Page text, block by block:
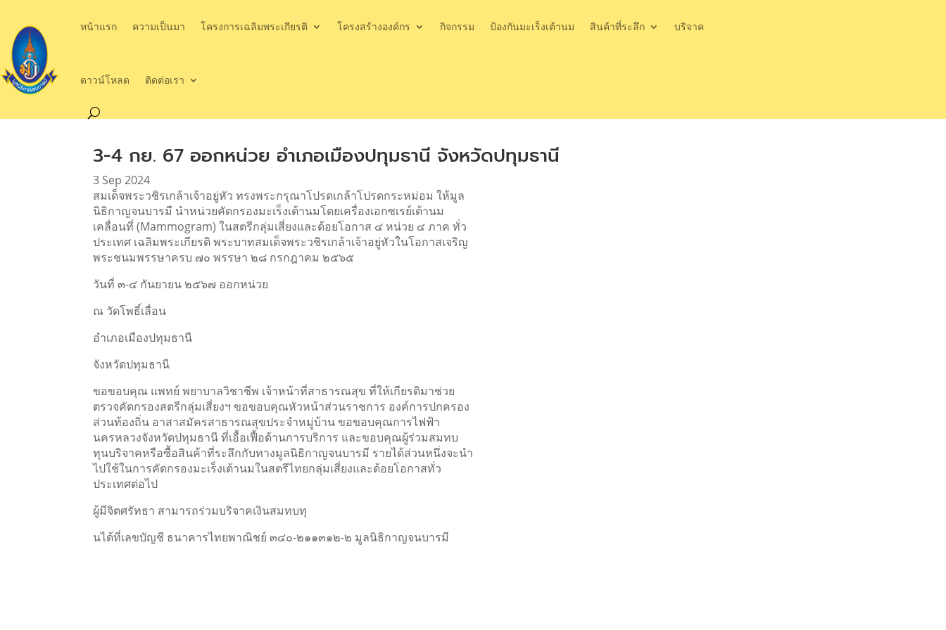
หน้าแรก ความเป็นมา โครงการเฉลิมพระเกียรติ โครงสร้างองค์กร กิจกรรม ป้องกันมะเร็งเต้านม สินค้าที่ระลึก บริจาค
ดาวน์โหลด ติดต่อเรา
3-4 กย. 67 ออกหน่วย อำเภอเมืองปทุมธานี จังหวัดปทุมธานี
3 Sep 2024
สมเด็จพระวชิรเกล้าเจ้าอยู่หัว ทรงพระกรุณาโปรดเกล้าโปรดกระหม่อม ให้มูล
นิธิกาญจนบารมี นำหน่วยคัดกรองมะเร็งเต้านมโดยเครื่องเอกซเรย์เต้านม
เคลื่อนที่ (Mammogram) ในสตรีกลุ่มเสี่ยงและด้อยโอกาส ๔ หน่วย ๔ ภาค ทั่ว
ประเทศ เฉลิมพระเกียรติ พระบาทสมเด็จพระวชิรเกล้าเจ้าอยู่หัวในโอกาสเจริญ
พระชนมพรรษาครบ ๗๐ พรรษา ๒๘ กรกฎาคม ๒๕๖๕
วันที่ ๓-๔ กันยายน ๒๕๖๗ ออกหน่วย
ณ วัดโพธิ์เลื่อน
อำเภอเมืองปทุมธานี
จังหวัดปทุมธานี
ขอขอบคุณ แพทย์ พยาบาลวิชาชีพ เจ้าหน้าที่สาธารณสุข ที่ให้เกียรติมาช่วย
ตรวจคัดกรองสตรีกลุ่มเสี่ยงฯ ขอขอบคุณหัวหน้าส่วนราชการ องค์การปกครอง
ส่วนท้องถิ่น อาสาสมัครสาธารณสุขประจำหมู่บ้าน ขอขอบคุณการไฟฟ้า
นครหลวงจังหวัดปทุมธานี ที่เอื้อเฟื้อด้านการบริการ และขอบคุณผู้ร่วมสมทบ
ทุนบริจาคหรือซื้อสินค้าที่ระลึกกับทางมูลนิธิกาญจนบารมี รายได้ส่วนหนึ่งจะนำ
ไปใช้ในการคัดกรองมะเร็งเต้านมในสตรีไทยกลุ่มเสี่ยงและด้อยโอกาสทั่ว
ประเทศต่อไป
ผู้มีจิตศรัทธา สามารถร่วมบริจาคเงินสมทบทุ
นได้ที่เลขบัญชี ธนาคารไทยพาณิชย์ ๓๔๐-๒๑๑๓๑๒-๒ มูลนิธิกาญจนบารมี